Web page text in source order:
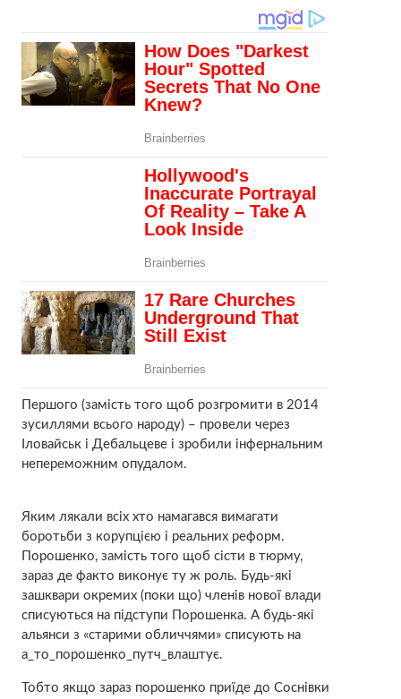
Першого (замість того щоб розгромити в 2014
зусиллями всього народу) – провели через
Іловайськ і Дебальцеве і зробили інфернальним
непереможним опудалом.
Яким лякали всіх хто намагався вимагати
боротьби з корупцією і реальних реформ.
Порошенко, замість того щоб сісти в тюрму,
зараз де факто виконує ту ж роль. Будь-які
зашквари окремих (поки що) членів нової влади
списуються на підступи Порошенка. А будь-які
альянси з «старими обличчями» списують на
а_то_порошенко_путч_влаштує.
Тобто якщо зараз порошенко приїде до Соснівки